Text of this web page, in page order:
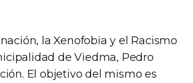
la Xenofobia y el Racismo
de Viedma, Pedro
El objetivo del mismo es